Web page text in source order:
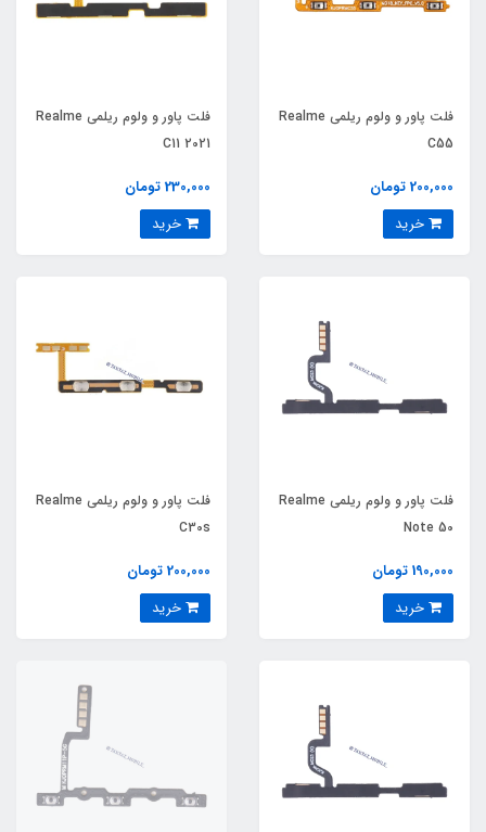
فلت پاور و ولوم ریلمی Realme
C55
200,000 تومان
فلت پاور و ولوم ریلمی Realme
C11 2021
230,000 تومان
فلت پاور و ولوم ریلمی Realme
Note 50
190,000 تومان
فلت پاور و ولوم ریلمی Realme
C30s
200,000 تومان